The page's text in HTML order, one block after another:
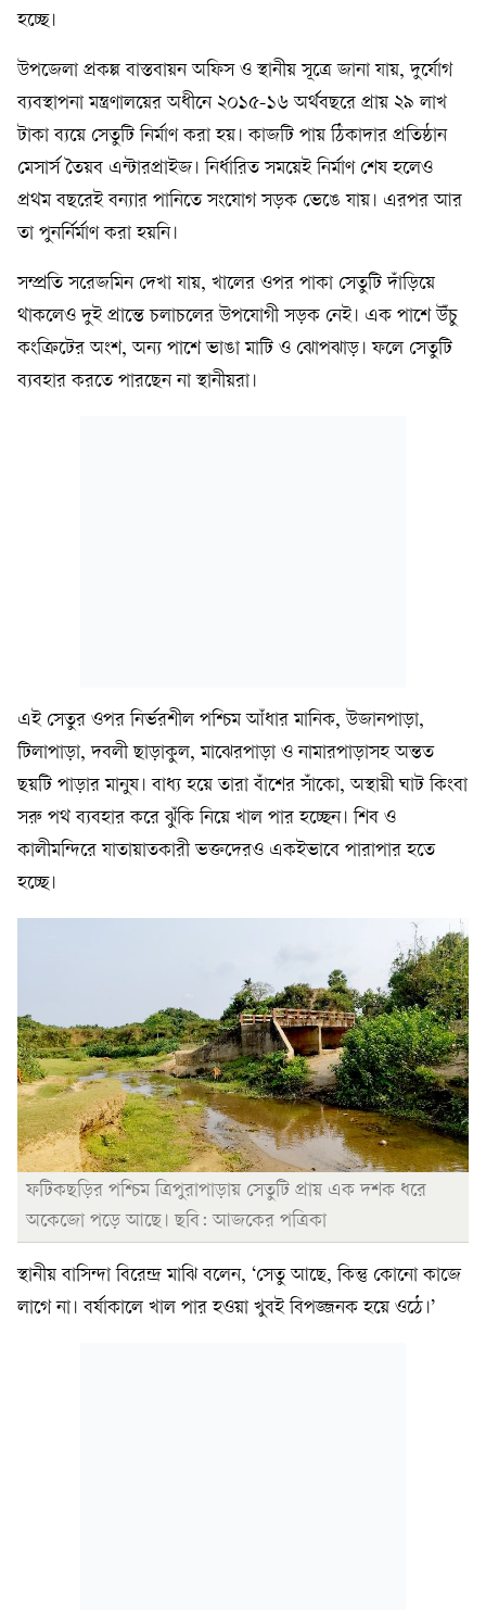
হচ্ছে।
উপজেলা প্রকল্প বাস্তবায়ন অফিস ও স্থানীয় সূত্রে জানা যায়, দুর্যোগ
ব্যবস্থাপনা মন্ত্রণালয়ের অধীনে ২০১৫-১৬ অর্থবছরে প্রায় ২৯ লাখ
টাকা ব্যয়ে সেতুটি নির্মাণ করা হয়। কাজটি পায় ঠিকাদার প্রতিষ্ঠান
মেসার্স তৈয়ব এন্টারপ্রাইজ। নির্ধারিত সময়েই নির্মাণ শেষ হলেও
প্রথম বছরেই বন্যার পানিতে সংযোগ সড়ক ভেঙে যায়। এরপর আর
তা পুনর্নির্মাণ করা হয়নি।
সম্প্রতি সরেজমিন দেখা যায়, খালের ওপর পাকা সেতুটি দাঁড়িয়ে
থাকলেও দুই প্রান্তে চলাচলের উপযোগী সড়ক নেই। এক পাশে উঁচু
কংক্রিটের অংশ, অন্য পাশে ভাঙা মাটি ও ঝোপঝাড়। ফলে সেতুটি
ব্যবহার করতে পারছেন না স্থানীয়রা।
এই সেতুর ওপর নির্ভরশীল পশ্চিম আঁধার মানিক, উজানপাড়া,
টিলাপাড়া, দবলী ছাড়াকুল, মাঝেরপাড়া ও নামারপাড়াসহ অন্তত
ছয়টি পাড়ার মানুষ। বাধ্য হয়ে তারা বাঁশের সাঁকো, অস্থায়ী ঘাট কিংবা
সরু পথ ব্যবহার করে ঝুঁকি নিয়ে খাল পার হচ্ছেন। শিব ও
কালীমন্দিরে যাতায়াতকারী ভক্তদেরও একইভাবে পারাপার হতে
হচ্ছে।
ফটিকছড়ির পশ্চিম ত্রিপুরাপাড়ায় সেতুটি প্রায় এক দশক ধরে
অকেজো পড়ে আছে। ছবি: আজকের পত্রিকা
স্থানীয় বাসিন্দা বিরেন্দ্র মাঝি বলেন, ‘সেতু আছে, কিন্তু কোনো কাজে
লাগে না। বর্ষাকালে খাল পার হওয়া খুবই বিপজ্জনক হয়ে ওঠে।’